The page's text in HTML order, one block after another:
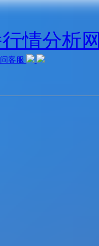
问客服